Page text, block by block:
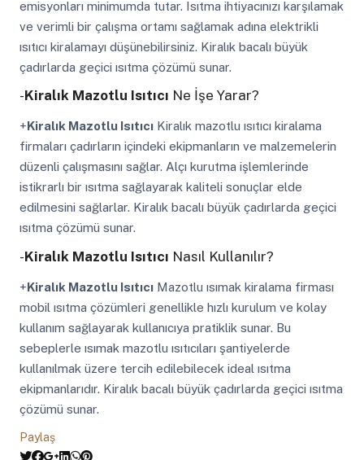
emisyonları minimumda tutar. Isıtma ihtiyacınızı karşılamak
ve verimli bir çalışma ortamı sağlamak adına elektrikli
ısıtıcı kiralamayı düşünebilirsiniz. Kiralık bacalı büyük
çadırlarda geçici ısıtma çözümü sunar.
-Kiralık Mazotlu Isıtıcı Ne İşe Yarar?
+Kiralık Mazotlu IsıtıcıKiralık mazotlu ısıtıcı kiralama
firmaları çadırların içindeki ekipmanların ve malzemelerin
düzenli çalışmasını sağlar. Alçı kurutma işlemlerinde
istikrarlı bir ısıtma sağlayarak kaliteli sonuçlar elde
edilmesini sağlarlar. Kiralık bacalı büyük çadırlarda geçici
ısıtma çözümü sunar.
-Kiralık Mazotlu Isıtıcı Nasıl Kullanılır?
+Kiralık Mazotlu IsıtıcıMazotlu ısımak kiralama firması
mobil ısıtma çözümleri genellikle hızlı kurulum ve kolay
kullanım sağlayarak kullanıcıya pratiklik sunar. Bu
sebeplerle ısımak mazotlu ısıtıcıları şantiyelerde
kullanılmak üzere tercih edilebilecek ideal ısıtma
ekipmanlarıdır. Kiralık bacalı büyük çadırlarda geçici ısıtma
çözümü sunar.
Paylaş